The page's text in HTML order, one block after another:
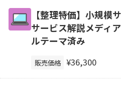
【整理特価】小規模
サービス解説メディ
ルテーマ済み
販売価格 ¥36,300